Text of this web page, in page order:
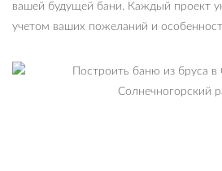
вашей будущей бани. Каждый проект
учетом ваших пожеланий и